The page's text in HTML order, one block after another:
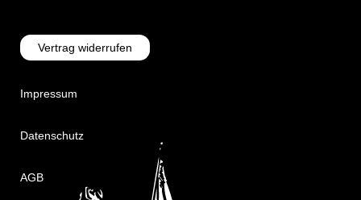
Vertrag widerrufen
Impressum
Datenschutz
AGB